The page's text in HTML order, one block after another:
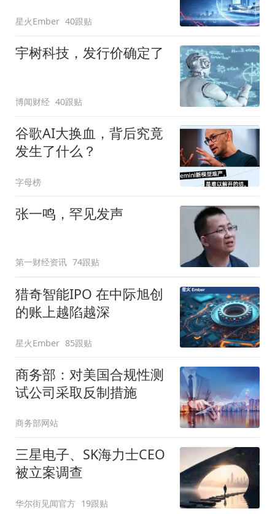
星火Ember 40跟贴
宇树科技，发行价确定了
博闻财经 40跟贴
谷歌AI大换血，背后究竟
发生了什么？
字母榜
张一鸣，罕见发声
第一财经资讯 74跟贴
猎奇智能IPO 在中际旭创
的账上越陷越深
星火Ember 85跟贴
商务部：对美国合规性测
试公司采取反制措施
商务部网站
三星电子、SK海力士CEO
被立案调查
华尔街见闻官方 19跟贴